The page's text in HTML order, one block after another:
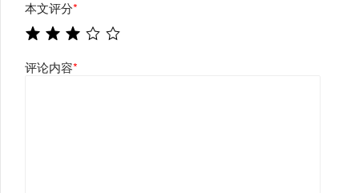
本文评分*
评论内容*